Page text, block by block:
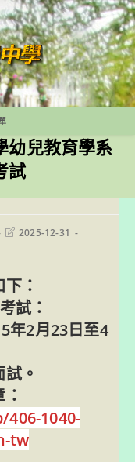
幼兒教育學系
試
Post2025-12-31
：
試：
年2月23日至4
。
1040-
tw